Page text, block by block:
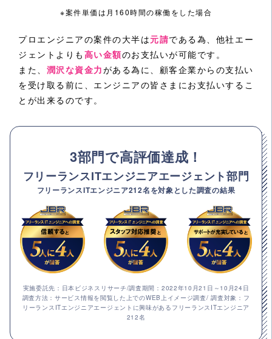
※案件単価は月160時間の稼働をした場合
プロエンジニアの案件の大半は元請である為、他社エー
ジェントよりも 高い金額のお支払いが可能です。
また、 潤沢な資金力がある為に、顧客企業からの支払い
を受け取る前に、エンジニアの皆さまにお支払いするこ
とが出来るのです。
3部門で高評価達成！
フリーランスITエンジニアエージェント部門
フリーランスITエンジニア212名を対象とした調査の結果
実施委託先：日本ビジネスリサーチ/調査期間：2022年10月21日～10月24日
調査方法：サービス情報を閲覧した上でのWEB上イメージ調査/ 調査対象：フ
リーランスITエンジニアエージェントに興味があるフリーランスITエンジニア
212名